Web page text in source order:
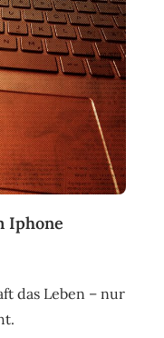
Iphone
das Leben – nur